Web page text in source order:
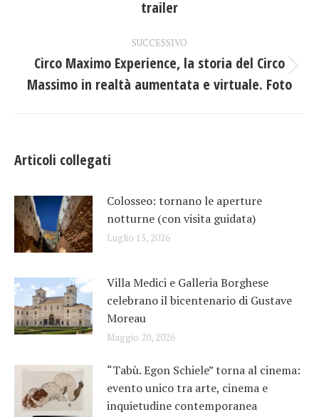
post
precedente:
trailer
SUCCESSIVO
Prossimo
post:
Circo Maximo Experience, la storia del Circo
Massimo in realtà aumentata e virtuale. Foto
Articoli collegati
Colosseo: tornano le aperture
notturne (con visita guidata)
Luglio 15, 2026
Villa Medici e Galleria Borghese
celebrano il bicentenario di Gustave
Moreau
Maggio 20, 2026
“Tabù. Egon Schiele” torna al cinema:
evento unico tra arte, cinema e
inquietudine contemporanea